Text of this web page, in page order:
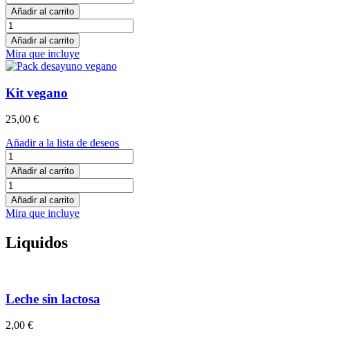
sin
gluten
cantidad
Añadir al carrito
Kit
sin
gluten
cantidad
Añadir al carrito
Mira que incluye
Kit vegano
25,00 €
Añadir a la lista de deseos
Kit
vegano
cantidad
Añadir al carrito
Kit
vegano
cantidad
Añadir al carrito
Mira que incluye
Liquidos
Leche sin lactosa
2,00 €